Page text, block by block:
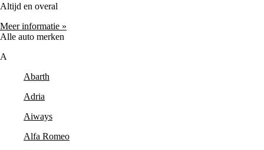
Altijd en overal
Meer informatie »
Alle auto merken
A
Abarth
Adria
Aiways
Alfa Romeo